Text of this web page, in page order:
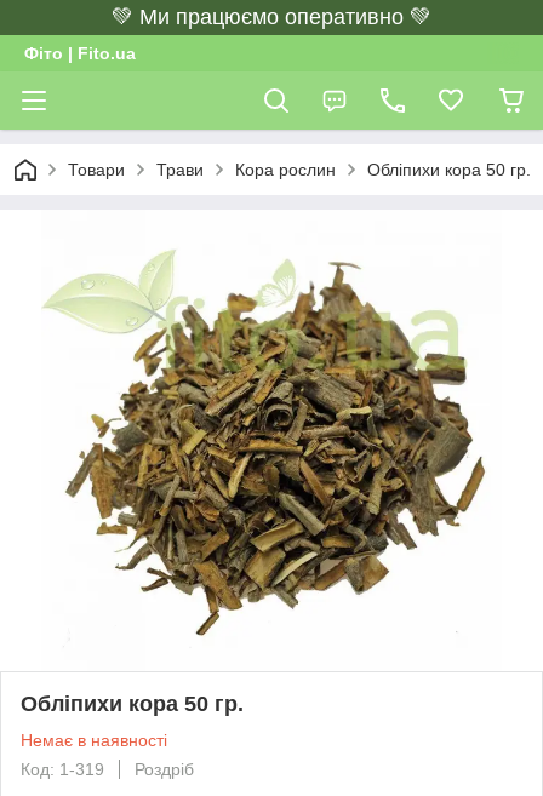
💚 Ми працюємо оперативно 💚
Фіто | Fito.ua
Товари Трави Кора рослин Обліпихи кора 50 гр.
Обліпихи кора 50 гр.
Немає в наявності
Код: 1-319
Роздріб